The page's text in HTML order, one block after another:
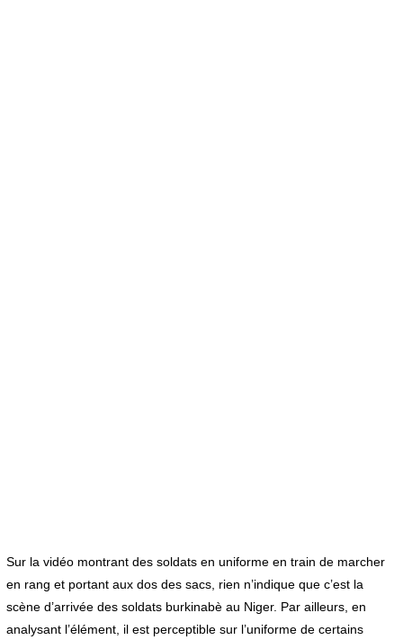
Sur la vidéo montrant des soldats en uniforme en train de marcher
en rang et portant aux dos des sacs, rien n’indique que c’est la
scène d’arrivée des soldats burkinabè au Niger. Par ailleurs, en
analysant l’élément, il est perceptible sur l’uniforme de certains